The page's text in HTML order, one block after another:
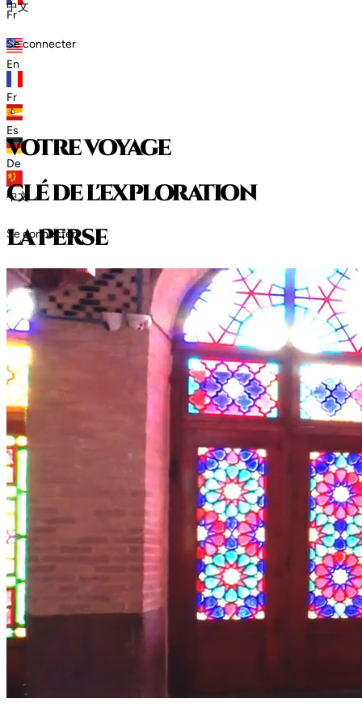
Fr
En
Fr
Es
De
中文
Se connecter
中文
Se connecter
votre voyage
clé de l'exploration
laPerse